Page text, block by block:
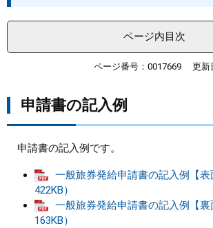
。
て
本
へ
健康・福祉
教育・文化・スポーツ
しごと・産業・観光
まちづくり
ページ内目次
ページ番号：0017669 更新
​申請書の記入例
申請書の記入例です。
一般旅券発給申請書の記入例【表
422KB）
一般旅券発給申請書の記入例【裏
163KB）